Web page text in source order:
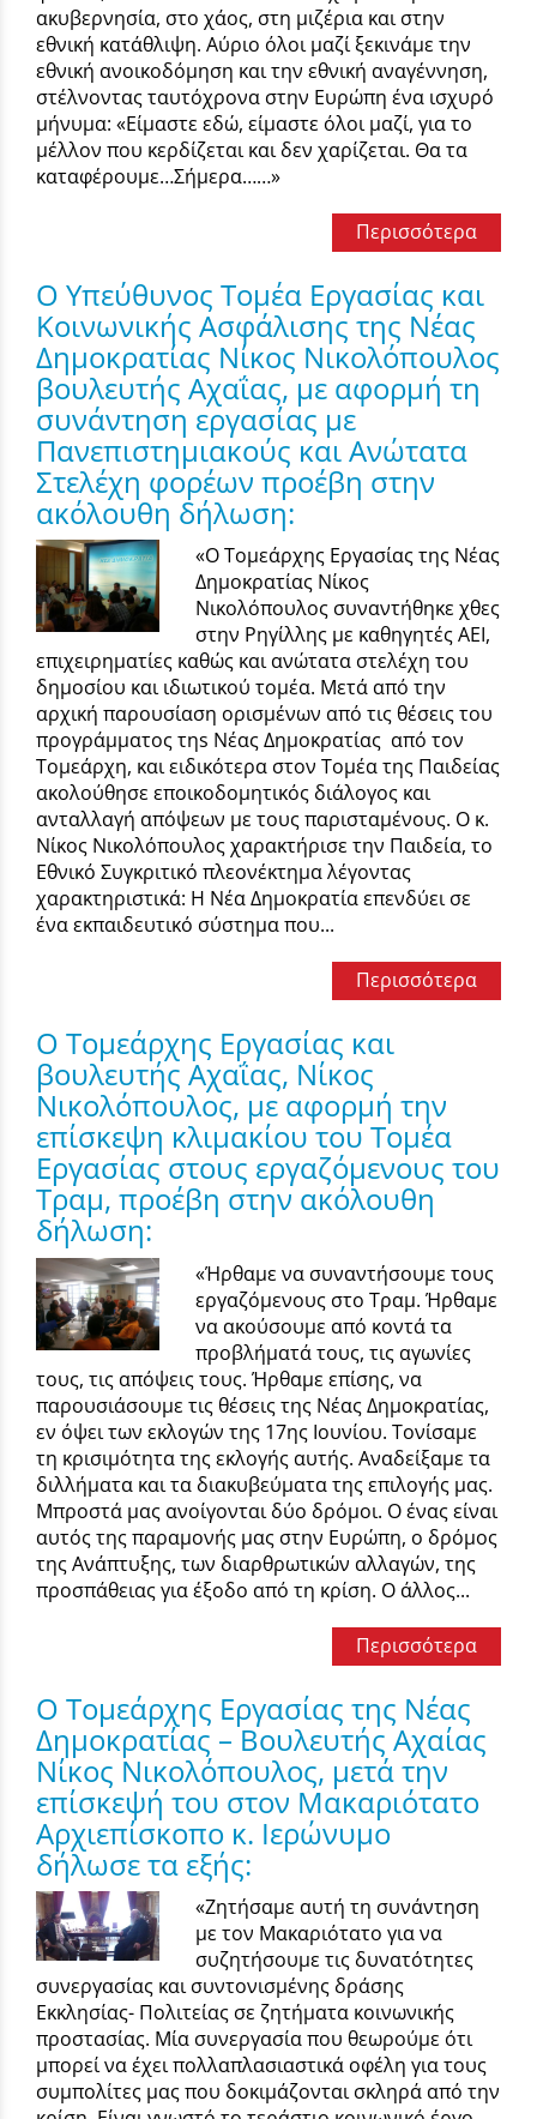
ακυβερνησία, στο χάος, στη μιζέρια και στην
εθνική κατάθλιψη. Αύριο όλοι μαζί ξεκινάμε την
εθνική ανοικοδόμηση και την εθνική αναγέννηση,
στέλνοντας ταυτόχρονα στην Ευρώπη ένα ισχυρό
μήνυμα: «Είμαστε εδώ, είμαστε όλοι μαζί, για το
μέλλον που κερδίζεται και δεν χαρίζεται. Θα τα
καταφέρουμε…Σήμερα……»
Περισσότερα
Ο Υπεύθυνος Τομέα Εργασίας και
Κοινωνικής Ασφάλισης της Νέας
Δημοκρατίας Νίκος Νικολόπουλος
βουλευτής Αχαΐας, με αφορμή τη
συνάντηση εργασίας με
Πανεπιστημιακούς και Ανώτατα
Στελέχη φορέων προέβη στην
ακόλουθη δήλωση:
«Ο Τομεάρχης Εργασίας της Νέας
Δημοκρατίας Νίκος
Νικολόπουλος συναντήθηκε χθες
στην Ρηγίλλης με καθηγητές ΑΕΙ,
επιχειρηματίες καθώς και ανώτατα στελέχη του
δημοσίου και ιδιωτικού τομέα. Μετά από την
αρχική παρουσίαση ορισμένων από τις θέσεις του
προγράμματος τηs Νέας Δημοκρατίας από τον
Τομεάρχη, και ειδικότερα στον Τομέα της Παιδείας
ακολούθησε εποικοδομητικός διάλογος και
ανταλλαγή απόψεων με τους παρισταμένους. Ο κ.
Νίκος Νικολόπουλος χαρακτήρισε την Παιδεία, το
Εθνικό Συγκριτικό πλεονέκτημα λέγοντας
χαρακτηριστικά: Η Νέα Δημοκρατία επενδύει σε
ένα εκπαιδευτικό σύστημα που...
Περισσότερα
Ο Τομεάρχης Εργασίας και
βουλευτής Αχαΐας, Νίκος
Νικολόπουλος, με αφορμή την
επίσκεψη κλιμακίου του Τομέα
Εργασίας στους εργαζόμενους του
Τραμ, προέβη στην ακόλουθη
δήλωση:
«Ήρθαμε να συναντήσουμε τους
εργαζόμενους στο Τραμ. Ήρθαμε
να ακούσουμε από κοντά τα
προβλήματά τους, τις αγωνίες
τους, τις απόψεις τους. Ήρθαμε επίσης, να
παρουσιάσουμε τις θέσεις της Νέας Δημοκρατίας,
εν όψει των εκλογών της 17ης Ιουνίου. Τονίσαμε
τη κρισιμότητα της εκλογής αυτής. Αναδείξαμε τα
διλλήματα και τα διακυβεύματα της επιλογής μας.
Μπροστά μας ανοίγονται δύο δρόμοι. Ο ένας είναι
αυτός της παραμονής μας στην Ευρώπη, ο δρόμος
της Ανάπτυξης, των διαρθρωτικών αλλαγών, της
προσπάθειας για έξοδο από τη κρίση. Ο άλλος...
Περισσότερα
Ο Τομεάρχης Εργασίας της Νέας
Δημοκρατίας – Βουλευτής Αχαίας
Νίκος Νικολόπουλος, μετά την
επίσκεψή του στον Μακαριότατο
Αρχιεπίσκοπο κ. Ιερώνυμο
δήλωσε τα εξής:
«Ζητήσαμε αυτή τη συνάντηση
με τον Μακαριότατο για να
συζητήσουμε τις δυνατότητες
συνεργασίας και συντονισμένης δράσης
Εκκλησίας- Πολιτείας σε ζητήματα κοινωνικής
προστασίας. Μία συνεργασία που θεωρούμε ότι
μπορεί να έχει πολλαπλασιαστικά οφέλη για τους
συμπολίτες μας που δοκιμάζονται σκληρά από την